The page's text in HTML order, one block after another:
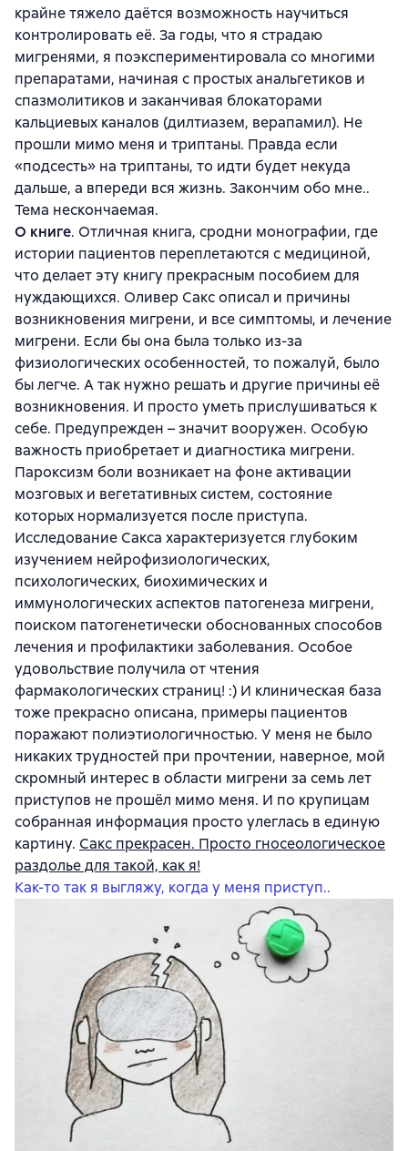
крайне тяжело даётся возможность научиться
контролировать её. За годы, что я страдаю
мигренями, я поэкспериментировала со многими
препаратами, начиная с простых анальгетиков и
спазмолитиков и заканчивая блокаторами
кальциевых каналов (дилтиазем, верапамил). Не
прошли мимо меня и триптаны. Правда если
«подсесть» на триптаны, то идти будет некуда
дальше, а впереди вся жизнь. Закончим обо мне..
Тема нескончаемая.
О книге. Отличная книга, сродни монографии, где
истории пациентов переплетаются с медициной,
что делает эту книгу прекрасным пособием для
нуждающихся. Оливер Сакс описал и причины
возникновения мигрени, и все симптомы, и лечение
мигрени. Если бы она была только из-за
физиологических особенностей, то пожалуй, было
бы легче. А так нужно решать и другие причины её
возникновения. И просто уметь прислушиваться к
себе. Предупрежден – значит вооружен. Особую
важность приобретает и диагностика мигрени.
Пароксизм боли возникает на фоне активации
мозговых и вегетативных систем, состояние
которых нормализуется после приступа.
Исследование Сакса характеризуется глубоким
изучением нейрофизиологических,
психологических, биохимических и
иммунологических аспектов патогенеза мигрени,
поиском патогенетически обоснованных способов
лечения и профилактики заболевания. Особое
удовольствие получила от чтения
фармакологических страниц! :) И клиническая база
тоже прекрасно описана, примеры пациентов
поражают полиэтиологичностью. У меня не было
никаких трудностей при прочтении, наверное, мой
скромный интерес в области мигрени за семь лет
приступов не прошёл мимо меня. И по крупицам
собранная информация просто улеглась в единую
картину. Сакс прекрасен. Просто гносеологическое
раздолье для такой, как я!
Как-то так я выгляжу, когда у меня приступ..